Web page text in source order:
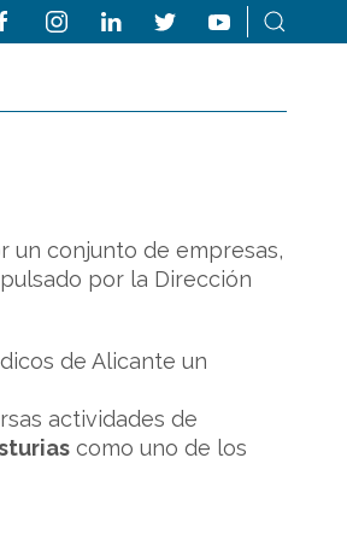
un conjunto de empresas,
por la Dirección
de Alicante un
actividades de
como uno de los